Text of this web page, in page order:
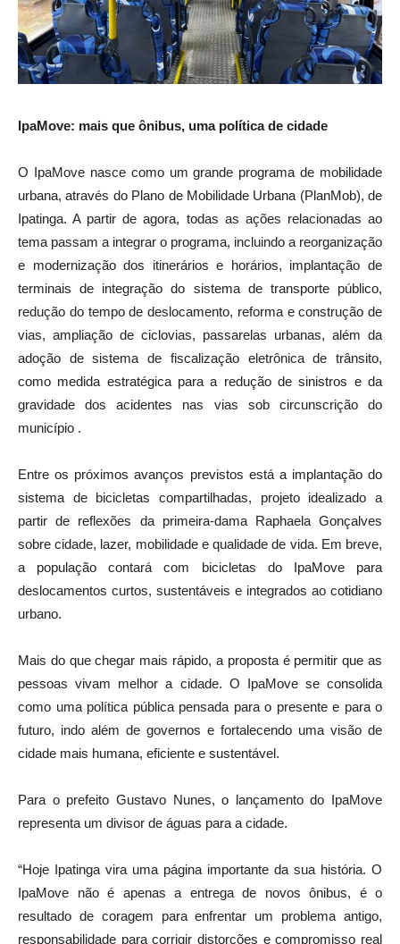
IpaMove: mais que ônibus, uma política de cidade
O IpaMove nasce como um grande programa de mobilidade
urbana, através do Plano de Mobilidade Urbana (PlanMob), de
Ipatinga. A partir de agora, todas as ações relacionadas ao
tema passam a integrar o programa, incluindo a reorganização
e modernização dos itinerários e horários, implantação de
terminais de integração do sistema de transporte público,
redução do tempo de deslocamento, reforma e construção de
vias, ampliação de ciclovias, passarelas urbanas, além da
adoção de sistema de fiscalização eletrônica de trânsito,
como medida estratégica para a redução de sinistros e da
gravidade dos acidentes nas vias sob circunscrição do
município .
Entre os próximos avanços previstos está a implantação do
sistema de bicicletas compartilhadas, projeto idealizado a
partir de reflexões da primeira-dama Raphaela Gonçalves
sobre cidade, lazer, mobilidade e qualidade de vida. Em breve,
a população contará com bicicletas do IpaMove para
deslocamentos curtos, sustentáveis e integrados ao cotidiano
urbano.
Mais do que chegar mais rápido, a proposta é permitir que as
pessoas vivam melhor a cidade. O IpaMove se consolida
como uma política pública pensada para o presente e para o
futuro, indo além de governos e fortalecendo uma visão de
cidade mais humana, eficiente e sustentável.
Para o prefeito Gustavo Nunes, o lançamento do IpaMove
representa um divisor de águas para a cidade.
“Hoje Ipatinga vira uma página importante da sua história. O
IpaMove não é apenas a entrega de novos ônibus, é o
resultado de coragem para enfrentar um problema antigo,
responsabilidade para corrigir distorções e compromisso real